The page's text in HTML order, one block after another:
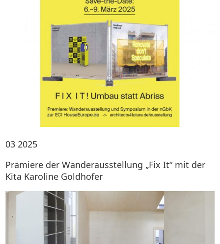
03 2025
Prämiere der Wanderausstellung „Fix It“ mit der
Kita Karoline Goldhofer